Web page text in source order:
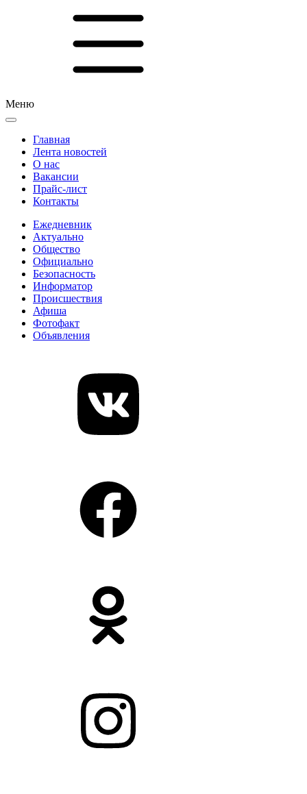
Меню
Главная
Лента новостей
О нас
Вакансии
Прайс-лист
Контакты
Ежедневник
Актуально
Общество
Официально
Безопасность
Информатор
Происшествия
Афиша
Фотофакт
Объявления